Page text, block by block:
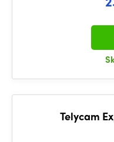
Telycam